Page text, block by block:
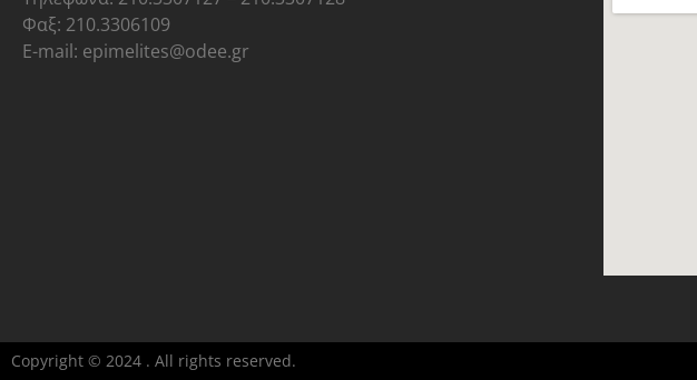
Φαξ: 210.3306109
E-mail: epimelites@odee.gr
Copyright © 2024 . All rights reserved.